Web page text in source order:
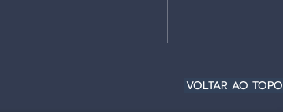
VOLTAR AO TOPO